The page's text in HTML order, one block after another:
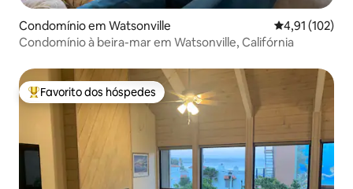
Condomínio em Watsonville Classificação
4,91 (102)
Condomínio à beira-mar em Watsonville, Califórnia
Favoritos dos hóspedes mais apreciados
Favorito dos hóspedes